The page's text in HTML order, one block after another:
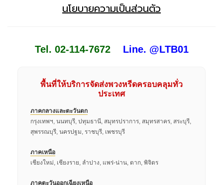
นโยบายความเป็นส่วนตัว
Tel. 02-114-7672 Line. @LTB01
พื้นที่ให้บริการจัดส่งพวงหรีดครอบคลุมทั่ว
ประเทศ
ภาคกลางและตะวันตก
กรุงเทพฯ, นนทบุรี, ปทุมธานี, สมุทรปราการ, สมุทรสาคร, สระบุรี,
สุพรรณบุรี, นครปฐม, ราชบุรี, เพชรบุรี
ภาคเหนือ
เชียงใหม่, เชียงราย, ลำปาง, แพร่-น่าน, ตาก, พิจิตร
ภาคตะวันออกเฉียงเหนือ